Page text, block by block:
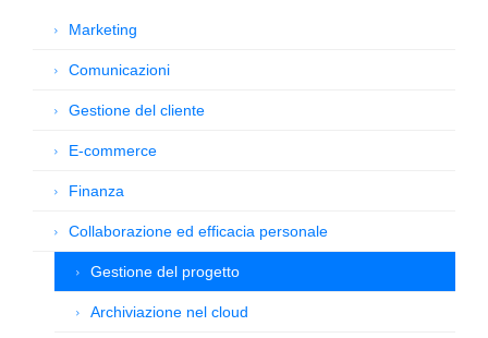
Marketing
Comunicazioni
Gestione del cliente
E-commerce
Finanza
Collaborazione ed efficacia personale
Gestione del progetto
Archiviazione nel cloud